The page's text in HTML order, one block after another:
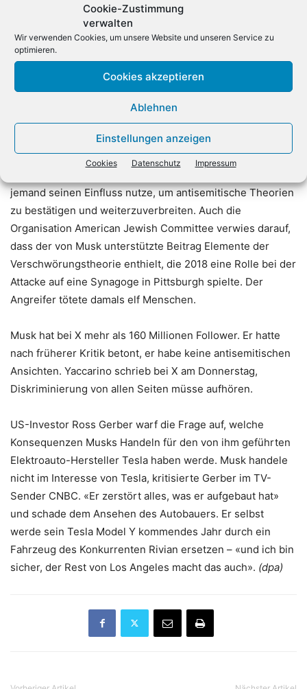
Cookie-Zustimmung
verwalten
Wir verwenden Cookies, um unsere Website und unseren Service zu
optimieren.
Cookies akzeptieren
Ablehnen
Einstellungen anzeigen
Cookies Datenschutz Impressum
Mittwoch, darin stehe die «tatsächliche Wahrheit». Später
ergänzte Musk, er meine «einige Gruppen» wie die
jüdische Organisation Anti-Defamation League (ADL), die
«faktisch anti-weißen Rassismus und anti-asiatischen
Rassismus» verbreiteten. In weiteren Äußerungen
bekräftigte Musk, dass es aus seiner Sicht ein Problem mit
Rassismus gegenüber Weißen gebe.
ADL-Chef Jonathan Greenblatt schrieb bei X zu Musks
jemand seinen Einfluss nutze, um antisemitische Theorien
zu bestätigen und weiterzuverbreiten. Auch die
Organisation American Jewish Committee verwies darauf,
dass der von Musk unterstützte Beitrag Elemente der
Verschwörungstheorie enthielt, die 2018 eine Rolle bei der
Attacke auf eine Synagoge in Pittsburgh spielte. Der
Angreifer tötete damals elf Menschen.
Musk hat bei X mehr als 160 Millionen Follower. Er hatte
nach früherer Kritik betont, er habe keine antisemitischen
Ansichten. Yaccarino schrieb bei X am Donnerstag,
Diskriminierung von allen Seiten müsse aufhören.
US-Investor Ross Gerber warf die Frage auf, welche
Konsequenzen Musks Handeln für den von ihm geführten
Elektroauto-Hersteller Tesla haben werde. Musk handele
nicht im Interesse von Tesla, kritisierte Gerber im TV-
Sender CNBC. «Er zerstört alles, was er aufgebaut hat»
und schade dem Ansehen des Autobauers. Er selbst
werde sein Tesla Model Y kommendes Jahr durch ein
Fahrzeug des Konkurrenten Rivian ersetzen – «und ich bin
sicher, der Rest von Los Angeles macht das auch». (dpa)